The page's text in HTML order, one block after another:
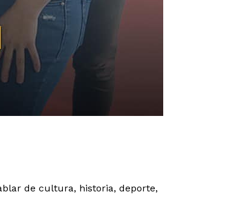
de cultura, historia, deporte,